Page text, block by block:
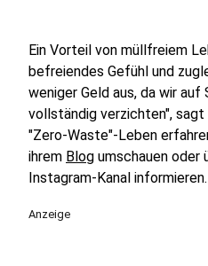
Ein Vorteil von müllfreiem
befreiendes Gefühl und
weniger Geld aus, da wir auf
vollständig verzichten", sagt
"Zero-Waste"-Leben
ihrem Blog umschauen oder
Instagram-Kanal informieren.
Anzeige